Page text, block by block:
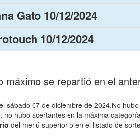
Gato 10/12/2024
10/12/2024
máximo se repartió en el
sábado 07 de diciembre de 2024.No
hubo acertantes en la máxima
del menú superior o en el listado de